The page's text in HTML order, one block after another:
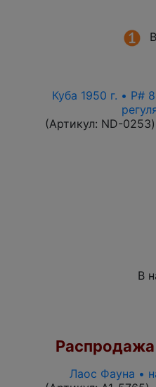
Куба 1950 г. • P#
(Артикул: ND-0253)
В
Распродажа
Лаос Фауна •